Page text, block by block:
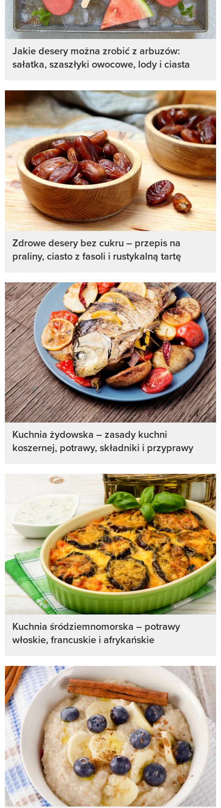
Jakie desery można zrobić z arbuzów:
sałatka, szaszłyki owocowe, lody i ciasta
Zdrowe desery bez cukru – przepis na
praliny, ciasto z fasoli i rustykalną tartę
Kuchnia żydowska – zasady kuchni
koszernej, potrawy, składniki i przyprawy
Kuchnia śródziemnomorska – potrawy
włoskie, francuskie i afrykańskie